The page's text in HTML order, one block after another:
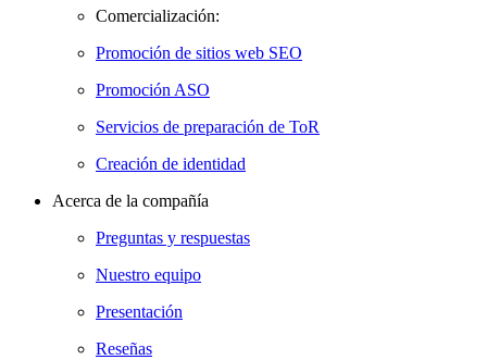
Comercialización:
Promoción de sitios web SEO
Promoción ASO
Servicios de preparación de ToR
Creación de identidad
Acerca de la compañía
Preguntas y respuestas
Nuestro equipo
Presentación
Reseñas